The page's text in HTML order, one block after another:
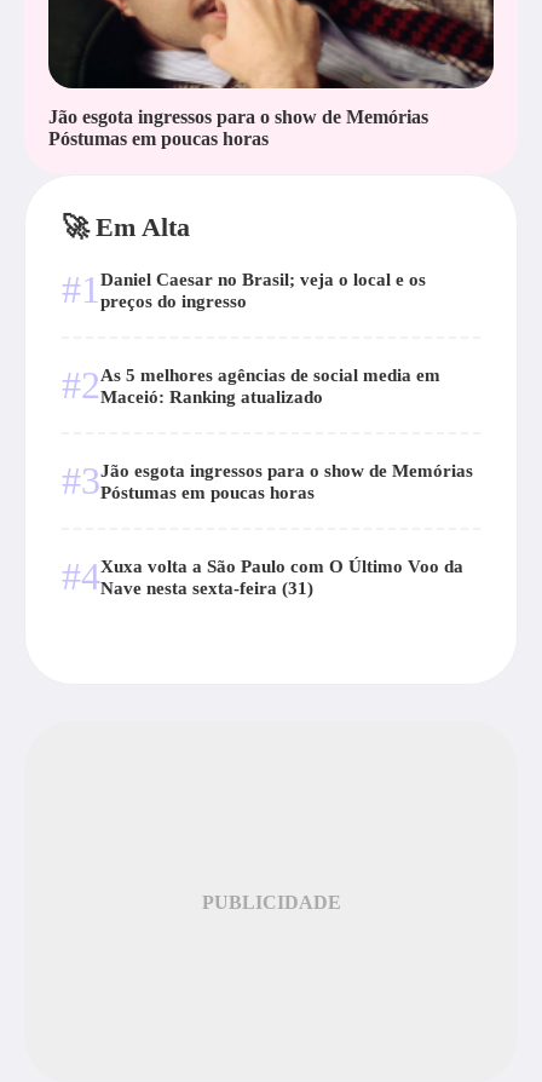
Jão esgota ingressos para o show de Memórias
Póstumas em poucas horas
🚀 Em Alta
#1 Daniel Caesar no Brasil; veja o local e os
preços do ingresso
#2As 5 melhores agências de social media em
Maceió: Ranking atualizado
#3Jão esgota ingressos para o show de Memórias
Póstumas em poucas horas
#4Xuxa volta a São Paulo com O Último Voo da
Nave nesta sexta-feira (31)
PUBLICIDADE